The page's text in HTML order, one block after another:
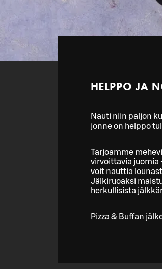
HELPPO JA
Nauti niin paljon
jonne on helppo
Tarjoamme
virvoittavia juomia
voit nauttia
Jälkiruoaksi
herkullisista
Pizza & Buffan